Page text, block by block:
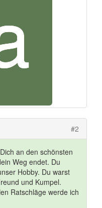
#2
an den schönsten
Weg endet. Du
Hobby. Du warst
und Kumpel.
Ratschläge werde ich